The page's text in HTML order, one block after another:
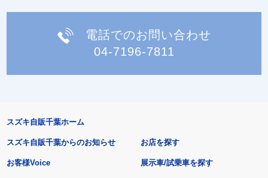
電話でのお問い合わせ
04-7196-7811
スズキ自販千葉ホーム
スズキ自販千葉からのお知らせ
お客様Voice
お店を探す
展示車/試乗車を探す